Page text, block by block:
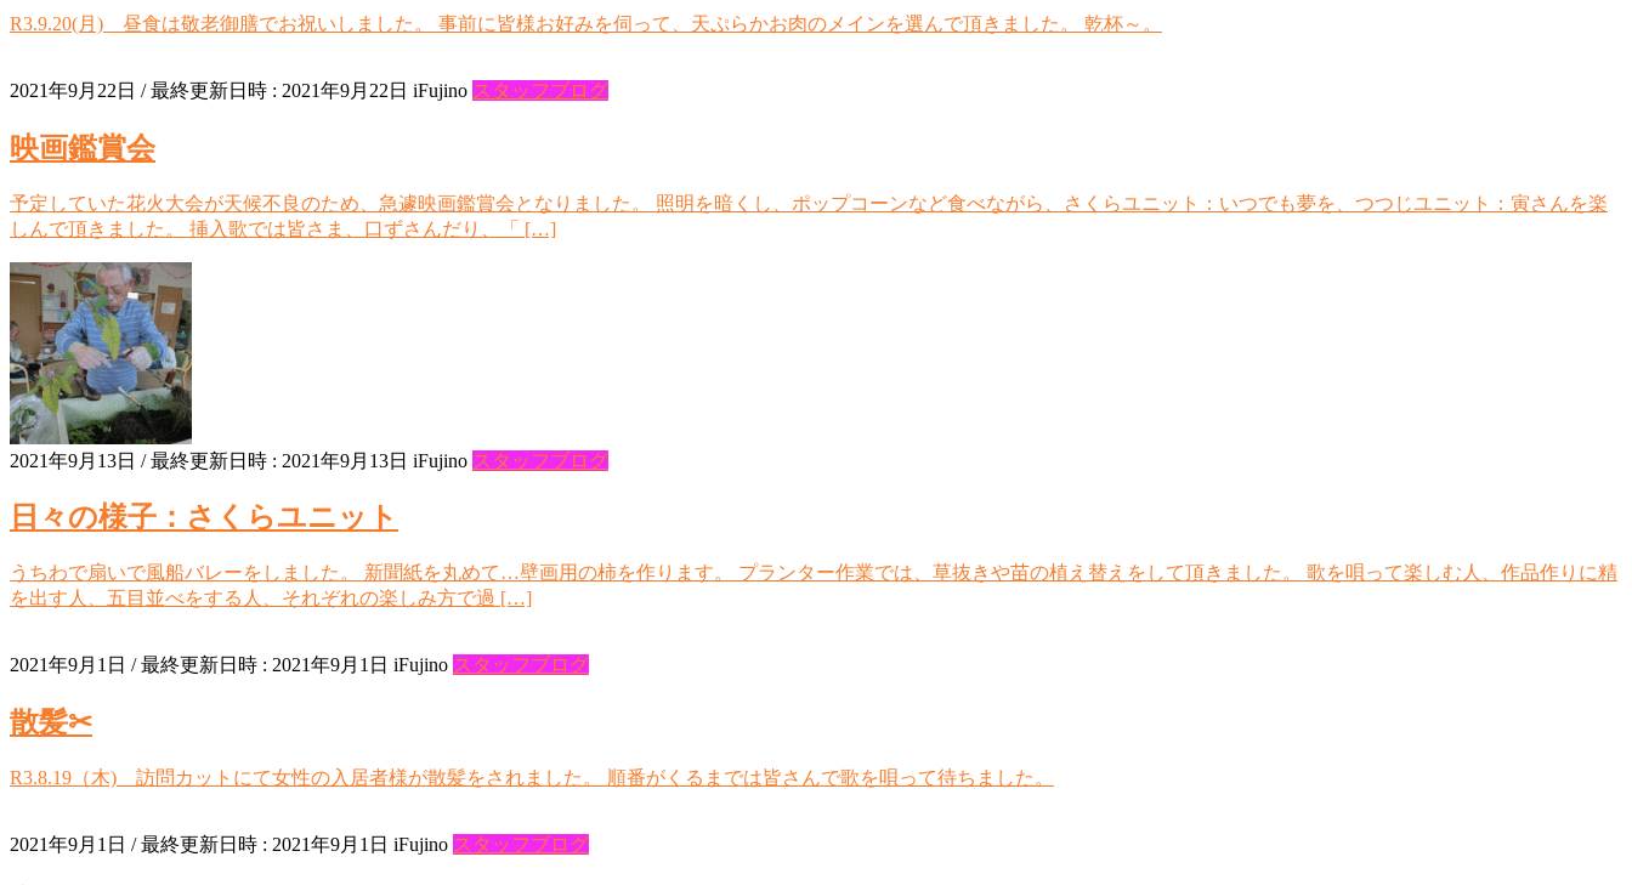
R3.9.20(月) 昼食は敬老御膳でお祝いしました。 事前に皆様お好みを伺って、天ぷらかお肉のメインを選んで頂きました。 乾杯～。
2021年9月22日 / 最終更新日時 : 2021年9月22日 iFujino スタッフブログ
映画鑑賞会
予定していた花火大会が天候不良のため、急遽映画鑑賞会となりました。 照明を暗くし、ポップコーンなど食べながら、さくらユニット：いつでも夢を、つつじユニット：寅さんを楽
しんで頂きました。 挿入歌では皆さま、口ずさんだり、「 […]
2021年9月13日 / 最終更新日時 : 2021年9月13日 iFujino スタッフブログ
日々の様子：さくらユニット
うちわで扇いで風船バレーをしました。 新聞紙を丸めて…壁画用の柿を作ります。 プランター作業では、草抜きや苗の植え替えをして頂きました。 歌を唄って楽しむ人、作品作りに精
を出す人、五目並べをする人、それぞれの楽しみ方で過 […]
2021年9月1日 / 最終更新日時 : 2021年9月1日 iFujino スタッフブログ
散髪✂
R3.8.19（木) 訪問カットにて女性の入居者様が散髪をされました。 順番がくるまでは皆さんで歌を唄って待ちました。
2021年9月1日 / 最終更新日時 : 2021年9月1日 iFujino スタッフブログ